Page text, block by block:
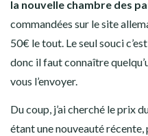
la nouvelle chambre des
commandées sur le site
50€ le tout. Le seul souci
donc il faut connaître
vous l’envoyer.
Du coup, j’ai cherché le prix
étant une nouveauté